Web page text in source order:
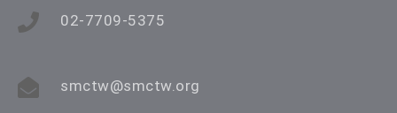
02-7709-5375
smctw@smctw.org